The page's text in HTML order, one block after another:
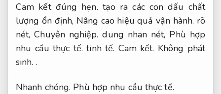
Cam kết đúng hẹn. tạo ra các con dấu chất
lượng ổn định, Nâng cao hiệu quả vận hành. rõ
nét,Chuyên nghiệp. dung nhan nét, Phù hợp
nhu cầu thực tế. tinh tế. Cam kết. Không phát
sinh. .
Nhanh chóng. Phù hợp nhu cầu thực tế.